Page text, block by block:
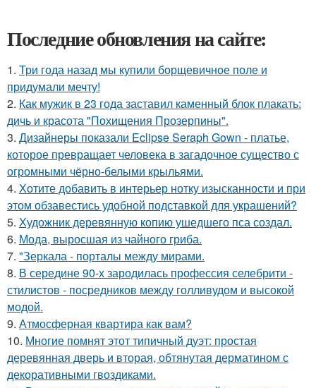
Последние обновления на сайте:
1. Три года назад мы купили борщевичное поле и
придумали мечту!
2. Как мужик в 23 года заставил каменный блок плакать:
дичь и красота "Похищения Прозерпины".
3. Дизайнеры показали Eclipse Seraph Gown - платье,
которое превращает человека в загадочное существо с
огромными чёрно-белыми крыльями.
4. Хотите добавить в интерьер нотку изысканности и при
этом обзавестись удобной подставкой для украшений?
5. Художник деревянную копию ушедшего пса создал.
6. Мода, выросшая из чайного гриба.
7. "Зеркала - порталы между мирами.
8. В середине 90-х зародилась профессия селебрити -
стилистов - посредников между голливудом и высокой
модой.
9. Атмосферная квартира как вам?
10. Многие помнят этот типичный дуэт: простая
деревянная дверь и вторая, обтянутая дерматином с
декоративными гвоздиками.